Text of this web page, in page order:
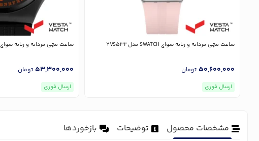
ساعت مچی مردانه و زنانه سواچ SWATCH مدل YVS532
50,600,000 تومان
ارسال فوری
ساعت مچی مردانه و زنانه سواچ SWATCH مدل SS07B106
53,300,000 تومان
ارسال فوری
مشخصات محصول توضیحات بازخوردها